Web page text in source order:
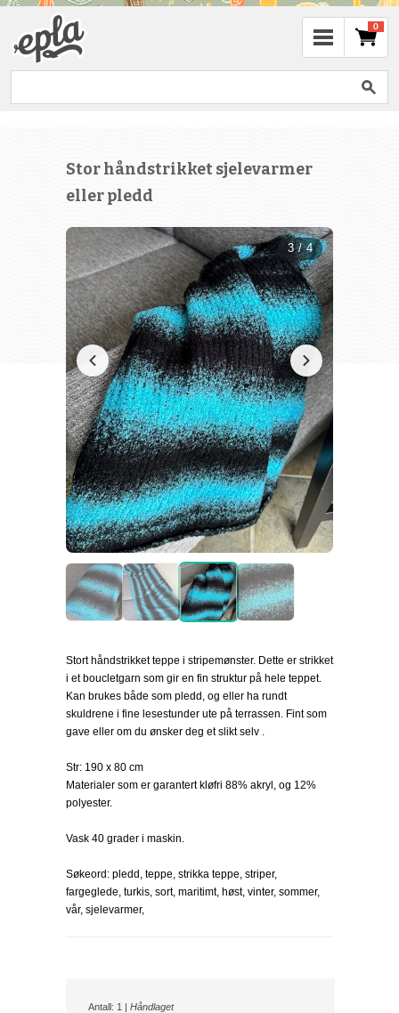
0
Stor håndstrikket sjelevarmer
eller pledd
3 / 4
Stort håndstrikket teppe i stripemønster. Dette er strikket
i et boucletgarn som gir en fin struktur på hele teppet.
Kan brukes både som pledd, og eller ha rundt
skuldrene i fine lesestunder ute på terrassen. Fint som
gave eller om du ønsker deg et slikt selv .
Str: 190 x 80 cm
Materialer som er garantert kløfri 88% akryl, og 12%
polyester.
Vask 40 grader i maskin.
Søkeord: pledd, teppe, strikka teppe, striper,
fargeglede, turkis, sort, maritimt, høst, vinter, sommer,
vår, sjelevarmer,
Antall: 1 | Håndlaget